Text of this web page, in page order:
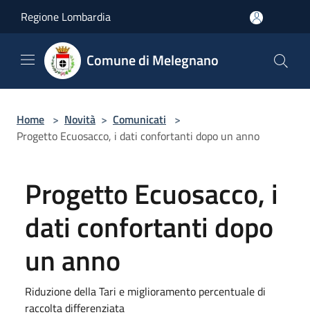
Regione Lombardia
Comune di Melegnano
Home > Novità > Comunicati >
Progetto Ecuosacco, i dati confortanti dopo un anno
Progetto Ecuosacco, i
dati confortanti dopo
un anno
Riduzione della Tari e miglioramento percentuale di
raccolta differenziata